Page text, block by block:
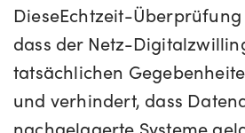
DieseEchtzeit-
dass der Netz-
tatsächlichen
und verhindert, dass